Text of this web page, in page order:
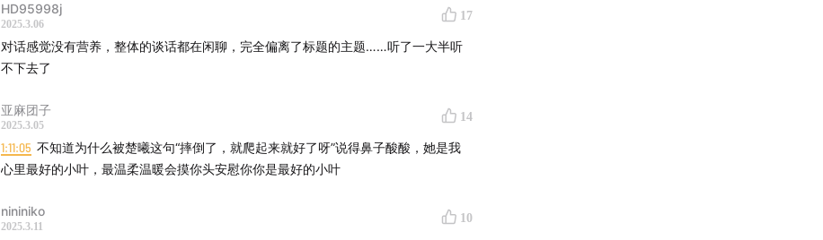
HD95998j
2025.3.06
17
对话感觉没有营养，整体的谈话都在闲聊，完全偏离了标题的主题……听了一大半听
不下去了
亚麻团子
2025.3.05
14
1:11:05 不知道为什么被楚曦这句“摔倒了，就爬起来就好了呀”说得鼻子酸酸，她是我
心里最好的小叶，最温柔温暖会摸你头安慰你你是最好的小叶
nininiko
2025.3.11
10